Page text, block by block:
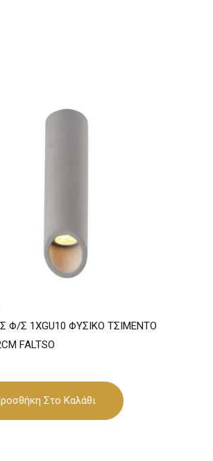
Φ/Σ 1ΧGU10 ΦΥΣΙΚΟ ΤΣΙΜΕΝΤΟ
FALTSO
Στο Καλάθι